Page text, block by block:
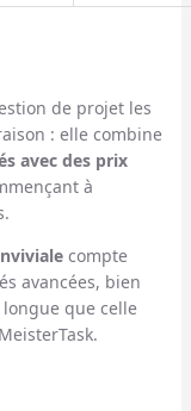
de projet les
: elle combine
avec des prix
à
compte
avancées, bien
que celle